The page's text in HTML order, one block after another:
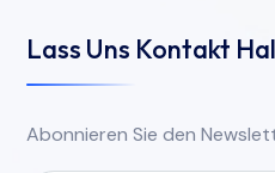
Lass Uns Kontakt
Abonnieren Sie den